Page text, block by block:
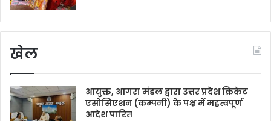
खेल
आयुक्त, आगरा मंडल द्वारा उत्तर प्रदेश क्रिकेट
एसोसिएशन (कम्पनी) के पक्ष में महत्वपूर्ण
आदेश पारित